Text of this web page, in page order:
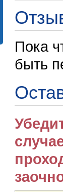
Пока
быть